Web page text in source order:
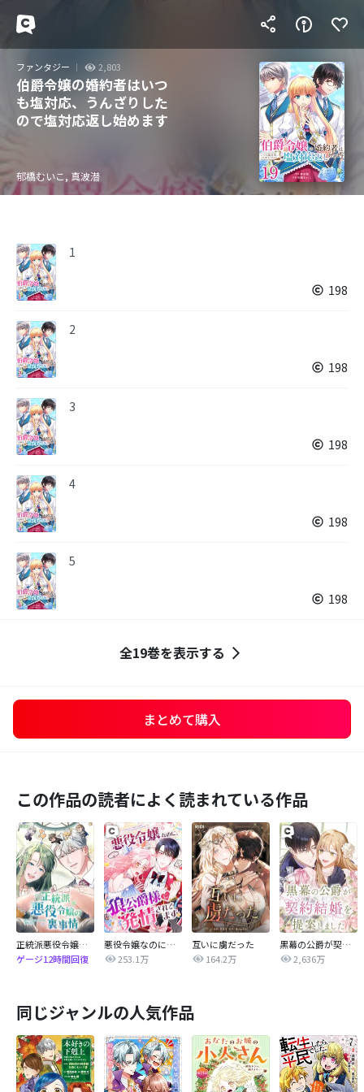
ファンタジー 2,803
伯爵令嬢の婚約者はいつ
も塩対応、うんざりした
ので塩対応返し始めます
郁橋むいこ, 真波潜
1
198
2
198
3
198
4
198
5
198
全19巻を表示する
まとめて購入
この作品の読者によく読まれている作品
正統派悪役令嬢の裏事情
ゲージ12時間回復
悪役令嬢なのに、狼公爵様に発情されてます
253.1万
互いに虜だった
164.2万
黒幕の公爵が契約結婚を提案しました
2,636万
同じジャンルの人気作品